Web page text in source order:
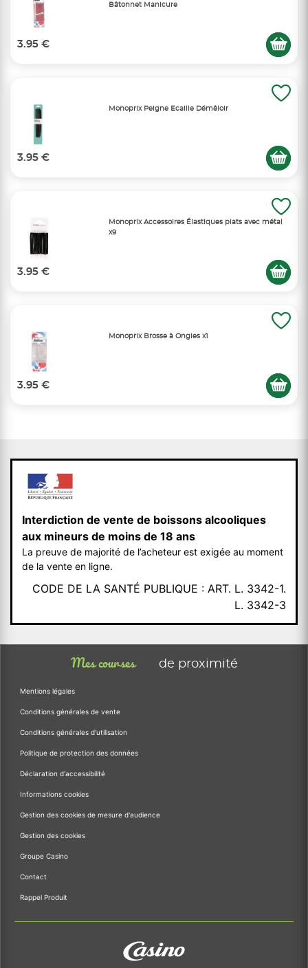
Bâtonnet Manicure
3.95 €
Monoprix Peigne Ecaille Démêloir
3.95 €
Monoprix Accessoires Élastiques plats avec métal
x9
3.95 €
Monoprix Brosse à Ongles x1
3.95 €
Interdiction de vente de boissons alcooliques
aux mineurs de moins de 18 ans
La preuve de majorité de l’acheteur est exigée au moment
de la vente en ligne.
CODE DE LA SANTÉ PUBLIQUE : ART. L. 3342-1.
L. 3342-3
Mes courses de proximité
Mentions légales
Conditions générales de vente
Conditions générales d'utilisation
Politique de protection des données
Déclaration d'accessibilité
Informations cookies
Gestion des cookies de mesure d'audience
Gestion des cookies
Groupe Casino
Contact
Rappel Produit